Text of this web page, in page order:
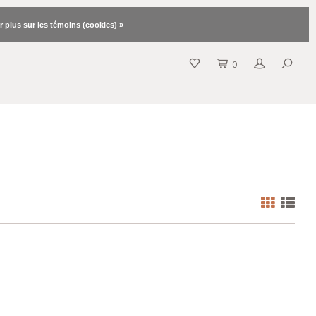
0
plus sur les témoins (cookies) »